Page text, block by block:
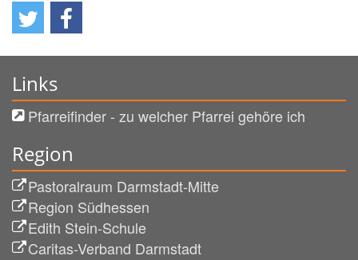
Links
Pfarreifinder - zu welcher Pfarrei gehöre ich
Region
Pastoralraum Darmstadt-Mitte
Region Südhessen
Edith Stein-Schule
Caritas-Verband Darmstadt